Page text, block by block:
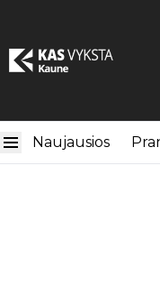
Naujausios